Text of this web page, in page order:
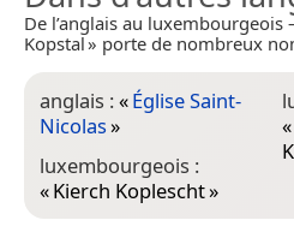
De l’anglais au luxembourgeois
Kopstal » porte de nombreux
anglais :«Église Saint-
Nicolas»
luxembourgeois :
«Kierch Koplescht»
«